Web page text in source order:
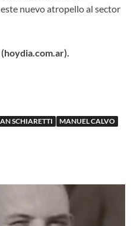
nuevo atropello al sector
SCHIARETTI MANUEL CALVO